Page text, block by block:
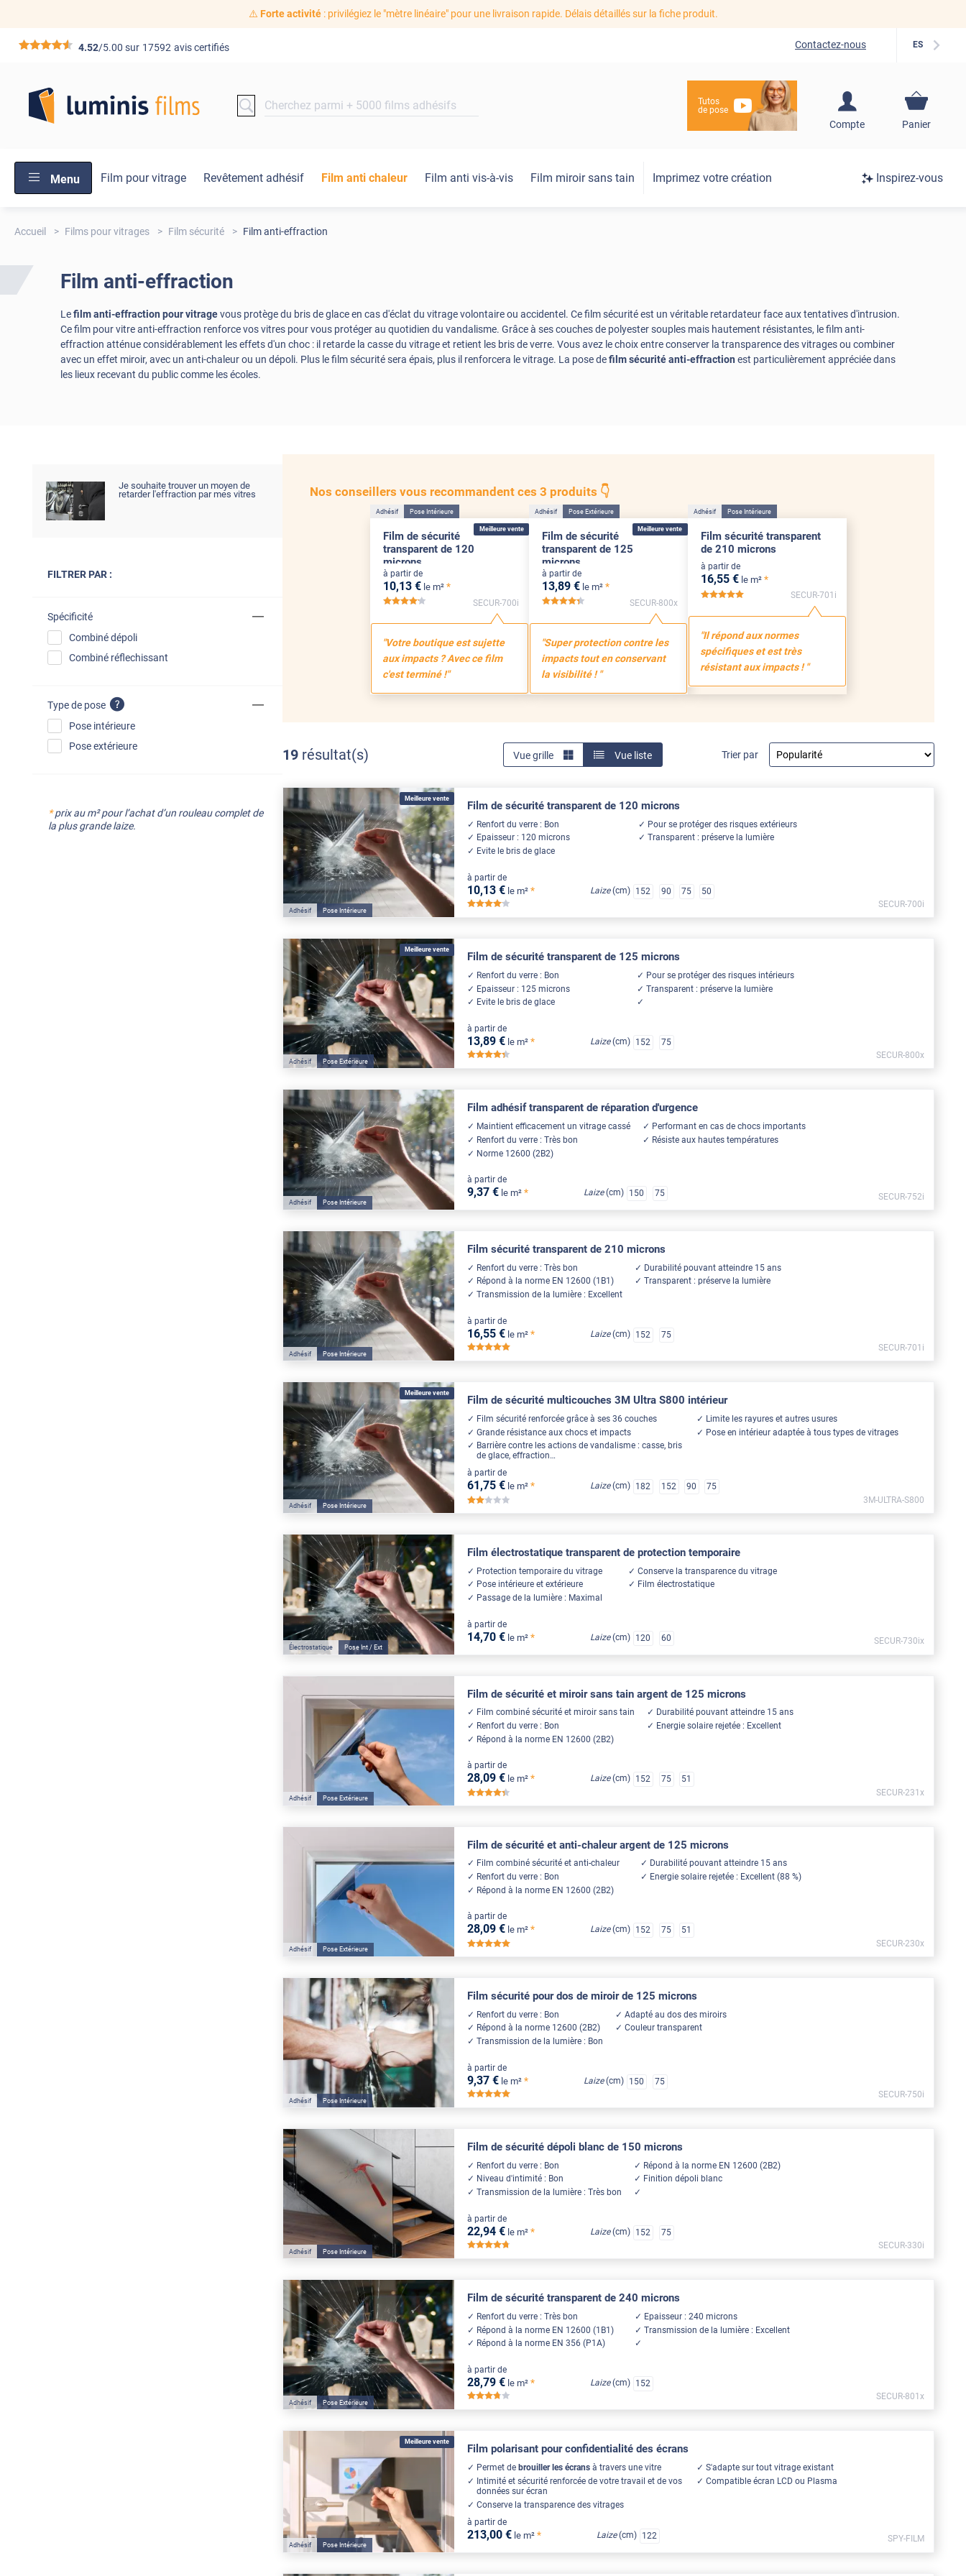
⚠️ Forte activité: privilégiez le "mètre linéaire" pour une livraison rapide. Délais détaillés sur la fiche produit.
*****4.52/5.00 sur 17592 avis certifiés Contactez-nous ES
Tutos
de pose
Compte
S'inscrire / Se
Panier
Menu Film pour vitrage Revêtement adhésif Film anti chaleur Film anti vis-à-vis Film miroir sans tain Imprimez votre création Inspirez-vous
Accueil Films pour vitrages Film sécurité Film anti-effraction
Film anti-effraction
Lefilm anti-effraction pour vitragevous protège du bris de glace en cas d'éclat du vitrage volontaire ou accidentel. Ce film sécurité est un véritable retardateur face aux tentatives d'intrusion.
Ce film pour vitre anti-effraction renforce vos vitres pour vous protéger au quotidien du vandalisme. Grâce à ses couches de polyester souples mais hautement résistantes, le film anti-
effraction atténue considérablement les effets d'un choc : il retarde la casse du vitrage et retient les bris de verre. Vous avez le choix entre conserver la transparence des vitrages ou combiner
avec un effet miroir, avec un anti-chaleur ou un dépoli. Plus le film sécurité sera épais, plus il renforcera le vitrage. La pose defilm sécurité anti-effraction est particulièrement appréciée dans
les lieux recevant du public comme les écoles.
Je souhaite trouver un moyen de
retarder l'effraction par mes vitres
FILTRER PAR :
Spécificité
Combiné dépoli
Combiné réflechissant
Type de pose
Pose intérieure
Pose extérieure
*prix au m² pour l’achat d’un rouleau complet de
la plus grande laize.
Nos conseillers vous recommandent ces 3 produits 👇
Meilleure vente
Adhésif Pose Intérieure
Film de sécurité
transparent de 120
microns
à partir de
10,13 € le m² *
*****
SECUR-700i
"Votre boutique est sujette
aux impacts ? Avec ce film
c'est terminé !"
Meilleure vente
Adhésif Pose Extérieure
Film de sécurité
transparent de 125
microns
à partir de
13,89 € le m² *
*****
SECUR-800x
"Super protection contre les
impacts tout en conservant
la visibilité ! "
Adhésif Pose Intérieure
Film sécurité transparent
de 210 microns
à partir de
16,55 € le m² *
SECUR-701i
"Il répond aux normes
spécifiques et est très
résistant aux impacts ! "
19 résultat(s) Vue grille Vue liste Trier par
Meilleure vente
Adhésif Pose Intérieure
Film de sécurité transparent de 120 microns
Renfort du verre : Bon
Epaisseur : 120 microns
Evite le bris de glace
Pour se protéger des risques extérieurs
Transparent : préserve la lumière
à partir de
10,13 € le m² * Laize(cm) 152 90 75 50
***** SECUR-700i
Meilleure vente
Adhésif Pose Extérieure
Film de sécurité transparent de 125 microns
Renfort du verre : Bon
Epaisseur : 125 microns
Evite le bris de glace
Pour se protéger des risques intérieurs
Transparent : préserve la lumière
à partir de
13,89 € le m² * Laize(cm) 152 75
***** SECUR-800x
Adhésif Pose Intérieure
Film adhésif transparent de réparation d'urgence
Maintient efficacement un vitrage cassé
Renfort du verre : Très bon
Norme 12600 (2B2)
Performant en cas de chocs importants
Résiste aux hautes températures
à partir de
9,37 € le m² * Laize(cm) 150 75 SECUR-752i
Adhésif Pose Intérieure
Film sécurité transparent de 210 microns
Renfort du verre : Très bon
Répond à la norme EN 12600 (1B1)
Transmission de la lumière : Excellent
Durabilité pouvant atteindre 15 ans
Transparent : préserve la lumière
à partir de
16,55 € le m² * Laize(cm) 152 75
***** SECUR-701i
Meilleure vente
Adhésif Pose Intérieure
Film de sécurité multicouches 3M Ultra S800 intérieur
Film sécurité renforcée grâce à ses 36 couches
Grande résistance aux chocs et impacts
Barrière contre les actions de vandalisme : casse, bris
de glace, effraction…
Limite les rayures et autres usures
Pose en intérieur adaptée à tous types de vitrages
à partir de
61 ,75 € le m² * Laize(cm) 182 152 90 75
***** 3M-ULTRA-S800
Électrostatique Pose Int / Ext
Film électrostatique transparent de protection temporaire
Protection temporaire du vitrage
Pose intérieure et extérieure
Passage de la lumière : Maximal
Conserve la transparence du vitrage
Film électrostatique
à partir de
14,70 € le m² * Laize(cm) 120 60 SECUR-730ix
Adhésif Pose Extérieure
Film de sécurité et miroir sans tain argent de 125 microns
Film combiné sécurité et miroir sans tain
Renfort du verre : Bon
Répond à la norme EN 12600 (2B2)
Durabilité pouvant atteindre 15 ans
Energie solaire rejetée : Excellent
à partir de
28,09 € le m² * Laize(cm) 152 75 51
***** SECUR-231x
Adhésif Pose Extérieure
Film de sécurité et anti-chaleur argent de 125 microns
Film combiné sécurité et anti-chaleur
Renfort du verre : Bon
Répond à la norme EN 12600 (2B2)
Durabilité pouvant atteindre 15 ans
Energie solaire rejetée : Excellent (88 %)
à partir de
28,09 € le m² * Laize(cm) 152 75 51
***** SECUR-230x
Adhésif Pose Intérieure
Film sécurité pour dos de miroir de 125 microns
Renfort du verre : Bon
Répond à la norme 12600 (2B2)
Transmission de la lumière : Bon
Adapté au dos des miroirs
Couleur transparent
à partir de
9,37 € le m² * Laize(cm) 150 75
***** SECUR-750i
Adhésif Pose Intérieure
Film de sécurité dépoli blanc de 150 microns
Renfort du verre : Bon
Niveau d'intimité : Bon
Transmission de la lumière : Très bon
Répond à la norme EN 12600 (2B2)
Finition dépoli blanc
à partir de
22,94 € le m² * Laize(cm) 152 75
***** SECUR-330i
Adhésif Pose Extérieure
Film de sécurité transparent de 240 microns
Renfort du verre : Très bon
Répond à la norme EN 12600 (1B1)
Répond à la norme EN 356 (P1A)
Epaisseur : 240 microns
Transmission de la lumière : Excellent
à partir de
28,79 € le m² * Laize(cm) 152
***** SECUR-801x
Meilleure vente
Adhésif Pose Intérieure
Film polarisant pour confidentialité des écrans
Permet de brouiller les écransà travers une vitre
Intimité et sécurité renforcée de votre travail et de vos
données sur écran
Conserve la transparence des vitrages
S'adapte sur tout vitrage existant
Compatible écran LCD ou Plasma
à partir de
213,00 € le m² * Laize(cm) 122 SPY-FILM